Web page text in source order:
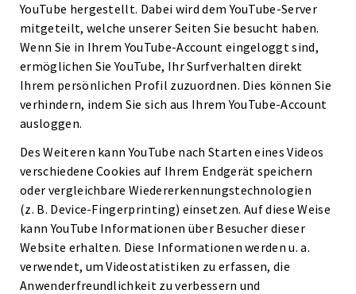
YouTube hergestellt. Dabei wird dem YouTube-Server
mitgeteilt, welche unserer Seiten Sie besucht haben.
Wenn Sie in Ihrem YouTube-Account eingeloggt sind,
ermöglichen Sie YouTube, Ihr Surfverhalten direkt
Ihrem persönlichen Profil zuzuordnen. Dies können Sie
verhindern, indem Sie sich aus Ihrem YouTube-Account
ausloggen.
Des Weiteren kann YouTube nach Starten eines Videos
verschiedene Cookies auf Ihrem Endgerät speichern
oder vergleichbare Wiedererkennungstechnologien
(z. B. Device-Fingerprinting) einsetzen. Auf diese Weise
kann YouTube Informationen über Besucher dieser
Website erhalten. Diese Informationen werden u. a.
verwendet, um Videostatistiken zu erfassen, die
Anwenderfreundlichkeit zu verbessern und